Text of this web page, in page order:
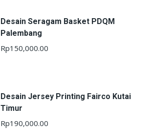
Desain Seragam Basket PDQM
Palembang
Rp150,000.00
Desain Jersey Printing Fairco Kutai
Timur
Rp190,000.00